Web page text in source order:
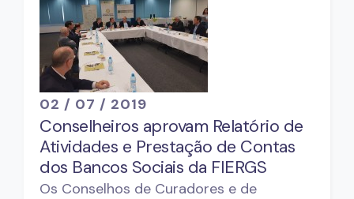
02 / 07 / 2019
Conselheiros aprovam Relatório de
Atividades e Prestação de Contas
dos Bancos Sociais da FIERGS
Os Conselhos de Curadores e de